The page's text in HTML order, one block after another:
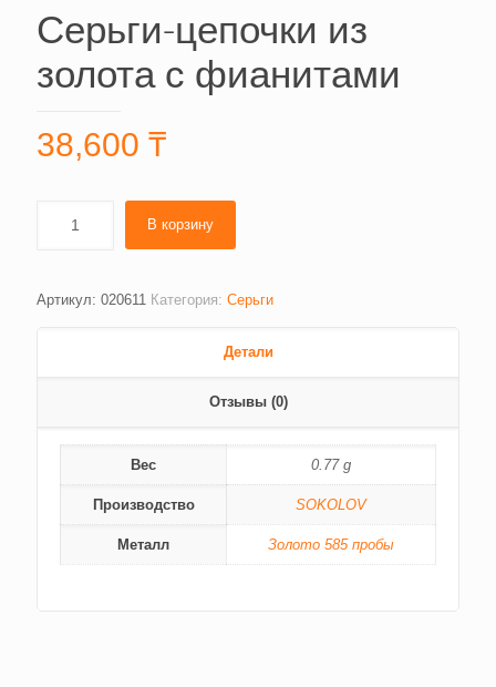
Серьги-цепочки из
золота с фианитами
38,600 ₸
В корзину
Артикул: 020611 Категория: Серьги
Детали
Отзывы (0)
Вес 0.77 g
Производство SOKOLOV
Металл Золото 585 пробы